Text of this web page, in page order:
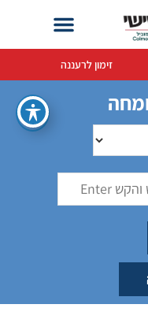
זימון לרעננה